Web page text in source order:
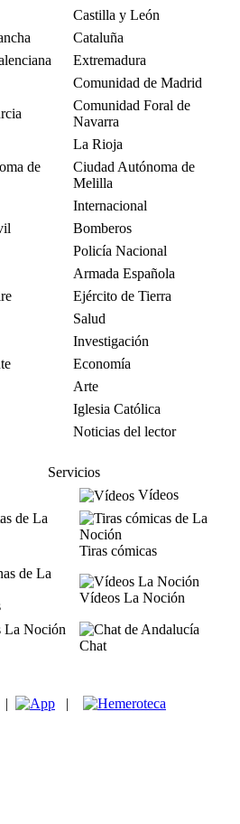
Castilla y León
Cataluña
Extremadura
Comunidad de Madrid
Comunidad Foral de
Navarra
La Rioja
de
Ciudad Autónoma de
Melilla
Internacional
Bomberos
Policía Nacional
Armada Española
Ejército de Tierra
Salud
Investigación
Economía
Arte
Iglesia Católica
Noticias del lector
Servicios
Vídeos
Tiras cómicas
Vídeos La Noción
Chat
| |